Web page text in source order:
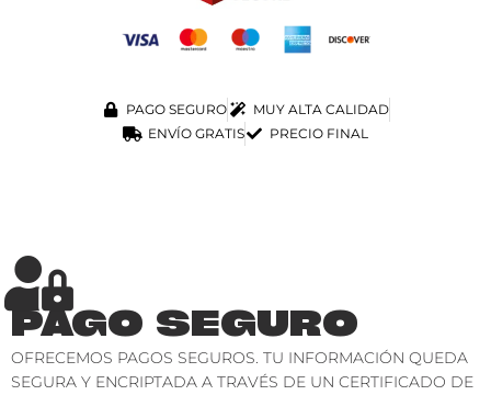
PAGO SEGURO
MUY ALTA CALIDAD
ENVÍO GRATIS
PRECIO FINAL
PAGO SEGURO
OFRECEMOS PAGOS SEGUROS. TU INFORMACIÓN QUEDA
SEGURA Y ENCRIPTADA A TRAVÉS DE UN CERTIFICADO DE